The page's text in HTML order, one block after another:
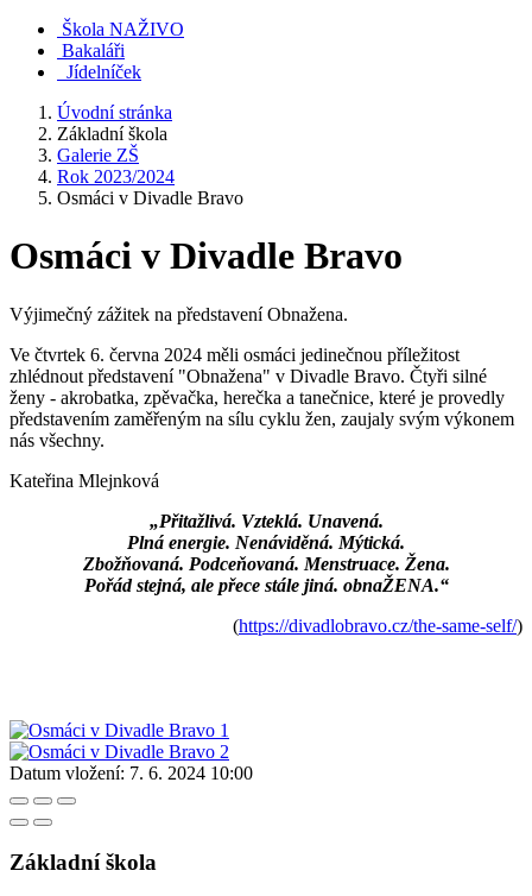
Škola NAŽIVO
Bakaláři
Jídelníček
Úvodní stránka
Základní škola
Galerie ZŠ
Rok 2023/2024
Osmáci v Divadle Bravo
Osmáci v Divadle Bravo
Výjimečný zážitek na představení Obnažena.
Ve čtvrtek 6. června 2024 měli osmáci jedinečnou příležitost
zhlédnout představení "Obnažena" v Divadle Bravo. Čtyři silné
ženy - akrobatka, zpěvačka, herečka a tanečnice, které je provedly
představením zaměřeným na sílu cyklu žen, zaujaly svým výkonem
nás všechny.
Kateřina Mlejnková
„Přitažlivá. Vzteklá. Unavená.
Plná energie. Nenáviděná. Mýtická.
Zbožňovaná. Podceňovaná. Menstruace. Žena.
Pořád stejná, ale přece stále jiná. obnaŽENA.“
(https://divadlobravo.cz/the-same-self/)
Datum vložení: 7. 6. 2024 10:00
Základní škola